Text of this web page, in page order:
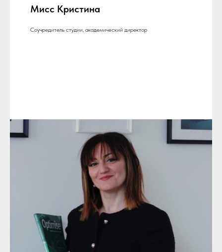
Мисс Кристина
Соучредитель студии, академический директор